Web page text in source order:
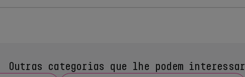
Outras categorias que lhe podem interessar